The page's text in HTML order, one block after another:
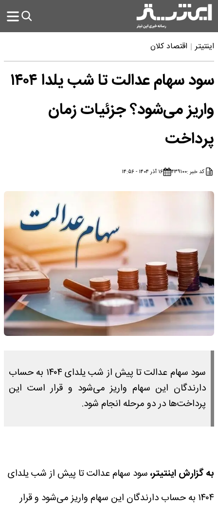
اینتیتر اقتصاد کلان
سود سهام عدالت تا شب یلدا ۱۴۰۴
واریز می‌شود؟ جزئیات زمان
پرداخت
کد خبر :۴۳۹۱۰۰ ۱۶ آذر ۱۴۰۴ - ۱۴:۵۶
سود سهام عدالت تا پیش از شب یلدای ۱۴۰۴ به حساب
دارندگان این سهام واریز می‌شود و قرار است این
پرداخت‌ها در دو مرحله انجام شود.
به گزارش اینتیتر،سود سهام عدالت تا پیش از شب یلدای
۱۴۰۴ به حساب دارندگان این سهام واریز می‌شود و قرار